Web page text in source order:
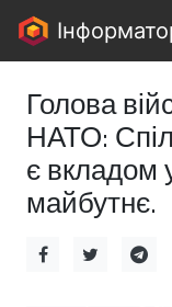
Голова
НАТО:
є вкладом
майбутнє.